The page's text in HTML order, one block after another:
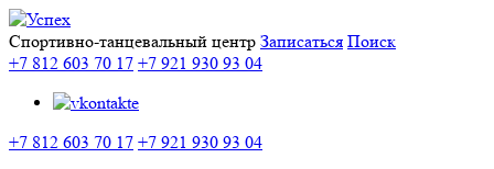
Спортивно-танцевальный центр Записаться Поиск
+7 812 603 70 17 +7 921 930 93 04
+7 812 603 70 17 +7 921 930 93 04